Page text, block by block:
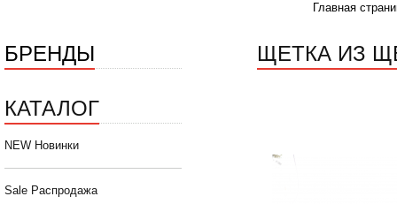
Главная
БРЕНДЫ
КАТАЛОГ
NEW Новинки
Sale Распродажа
ЩЕТКА ИЗ